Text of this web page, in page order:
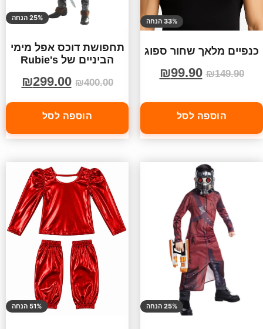
33% הנחה
כנפיים מלאך שחור ספוג
₪149.90
₪99.90
הוספה לסל
25% הנחה
תחפושת דוכס אפל מימי
הביניים של Rubie's
₪400.00
₪299.00
הוספה לסל
25% הנחה 51% הנחה